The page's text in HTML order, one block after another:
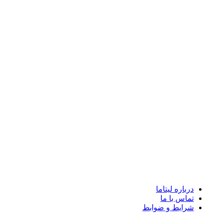
درباره لیتاما
تماس با ما
شرایط و ضوابط